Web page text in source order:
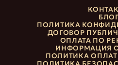
БЛОГ
ПОЛИТИКА
ДОГОВОР
ОПЛАТА ПО
ИНФОРМАЦИЯ
ПОЛИТИКА